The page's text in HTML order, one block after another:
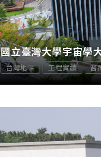
國立臺灣大學宇宙學
台灣地區 工程實績 醫